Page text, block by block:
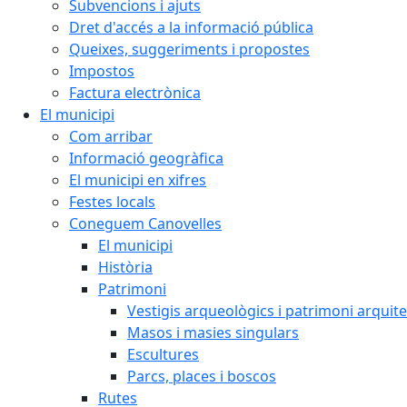
Subvencions i ajuts
Dret d'accés a la informació pública
Queixes, suggeriments i propostes
Impostos
Factura electrònica
El municipi
Com arribar
Informació geogràfica
El municipi en xifres
Festes locals
Coneguem Canovelles
El municipi
Història
Patrimoni
Vestigis arqueològics i patrimoni
Masos i masies singulars
Escultures
Parcs, places i boscos
Rutes